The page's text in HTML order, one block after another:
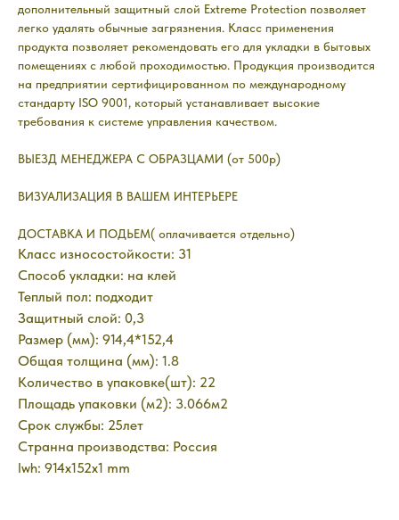
дополнительный защитный слой Extreme Protection позволяет
легко удалять обычные загрязнения. Класс применения
продукта позволяет рекомендовать его для укладки в бытовых
помещениях с любой проходимостью. Продукция производится
на предприятии сертифицированном по международному
стандарту ISO 9001, который устанавливает высокие
требования к системе управления качеством.
ВЫЕЗД МЕНЕДЖЕРА С ОБРАЗЦАМИ (от 500р)
ВИЗУАЛИЗАЦИЯ В ВАШЕМ ИНТЕРЬЕРЕ
ДОСТАВКА И ПОДЬЕМ( оплачивается отдельно)
Класс износостойкости: 31
Способ укладки: на клей
Теплый пол: подходит
Защитный слой: 0,3
Размер (мм): 914,4*152,4
Общая толщина (мм): 1.8
Количество в упаковке(шт): 22
Площадь упаковки (м2): 3.066м2
Срок службы: 25лет
Странна производства: Россия
lwh: 914x152x1 mm